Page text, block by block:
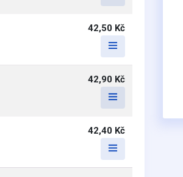
42,50 Kč
42,90 Kč
42,40 Kč